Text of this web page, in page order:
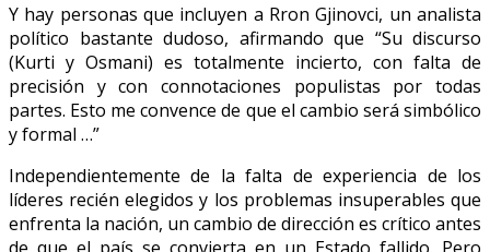
Y hay personas que incluyen a Rron Gjinovci, un analista
político bastante dudoso, afirmando que “Su discurso
(Kurti y Osmani) es totalmente incierto, con falta de
precisión y con connotaciones populistas por todas
partes. Esto me convence de que el cambio será simbólico
y formal …”
Independientemente de la falta de experiencia de los
líderes recién elegidos y los problemas insuperables que
enfrenta la nación, un cambio de dirección es crítico antes